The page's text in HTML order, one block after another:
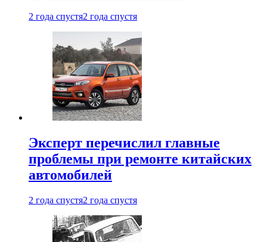
2 года спустя2 года спустя
Эксперт перечислил главные
проблемы при ремонте китайских
автомобилей
2 года спустя2 года спустя